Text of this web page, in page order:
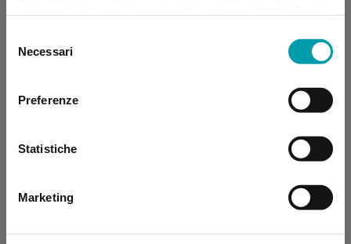
momento dalla Dichiarazione sui “
delNecessari
Preferenze
Statistiche
Marketing
Application error: a client-side exception has occurred (see the
browser console for more information)